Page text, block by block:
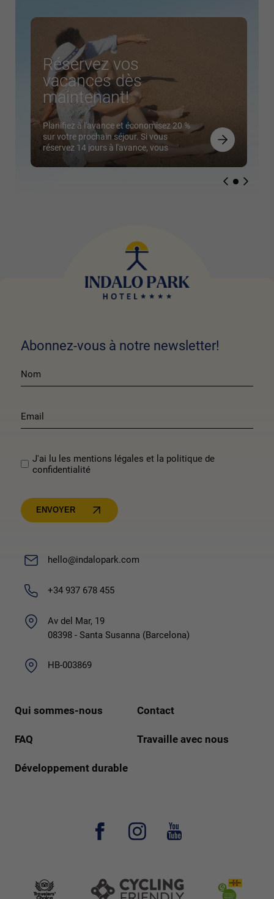
Réservez vos
vacances dès
maintenant!
Planifiez à l'avance et économisez 20 %
sur votre prochain séjour. Si vous
réservez 14 jours à l'avance, vous
pourrez profiter de cette réduction
exclusive. Profitez de cette offre spéciale
hello@indalopark.com
+34 937 678 455
Av del Mar, 19
08398 - Santa Susanna (Barcelona)
HB-003869
Qui sommes-nous Contact
FAQ Travaille avec nous
Développement durable
Abonnez-vous à notre newsletter!
J'ai lu les mentions légales et la politique de
confidentialité
ENVOYER